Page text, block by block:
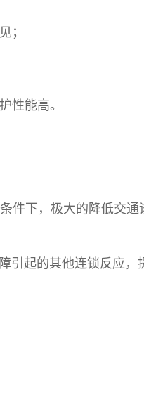
；
性能高。
件下，极大的降低交
引起的其他连锁反应，